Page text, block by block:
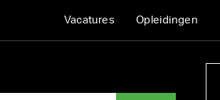
Vacatures Opleidingen